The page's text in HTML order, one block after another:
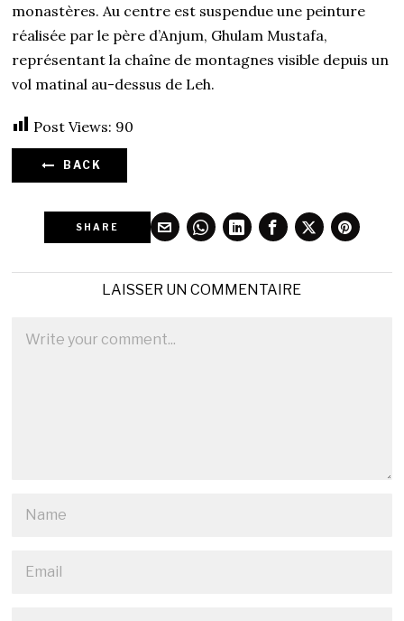
monastères. Au centre est suspendue une peinture
réalisée par le père d’Anjum, Ghulam Mustafa,
représentant la chaîne de montagnes visible depuis un
vol matinal au-dessus de Leh.
Post Views: 90
BACK
SHARE
LAISSER UN COMMENTAIRE